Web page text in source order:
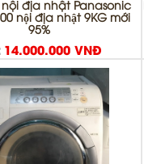
địa nhật Panasonic
nội địa nhật 9KG mới
95%
14.000.000 VNĐ